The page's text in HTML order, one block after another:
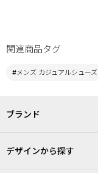
関連商品タグ
#メンズ カジュアルシューズ
ブランド
デザインから探す